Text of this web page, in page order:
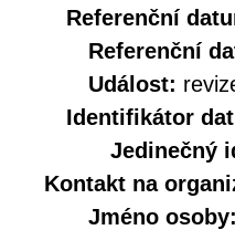
Referenční
Referenční
Událost:
Identifikátor dat
Jedinečný
Kontakt na
Jméno osoby: